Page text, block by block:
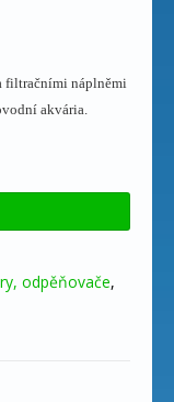
filtračními náplněmi
akvária.
odpěňovače,